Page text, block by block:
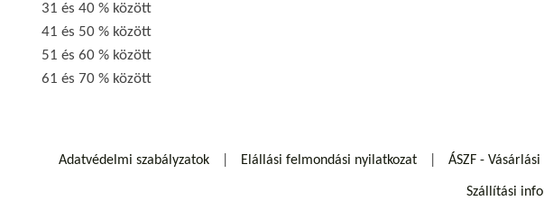
31 és 40 % között
41 és 50 % között
51 és 60 % között
61 és 70 % között
Adatvédelmi szabályzatok Elállási felmondási nyilatkozat ÁSZF -
Szállítási